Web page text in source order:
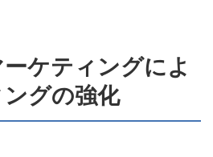
ケティングによ
グの強化